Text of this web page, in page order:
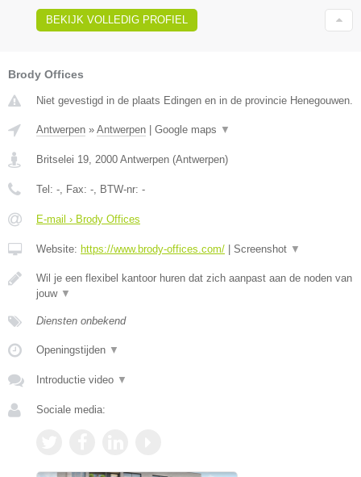
BEKIJK VOLLEDIG PROFIEL
Brody Offices
Niet gevestigd in de plaats Edingen en in de provincie Henegouwen.
Antwerpen » Antwerpen | Google maps ▼
Britselei 19 2000 Antwerpen (Antwerpen)
Tel: - , Fax: - , BTW-nr: -
E-mail › Brody Offices
Website: https://www.brody-offices.com/ | Screenshot ▼
Wil je een flexibel kantoor huren dat zich aanpast aan de noden van
jouw ▼
Diensten onbekend
Openingstijden ▼
Introductie video ▼
Sociale media: